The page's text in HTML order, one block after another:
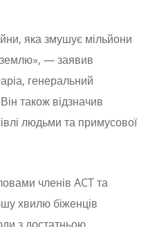
яка змушує мільйони
— заявив
генеральний
також відзначив
людьми та примусової
членів ACT та
хвилю біженців